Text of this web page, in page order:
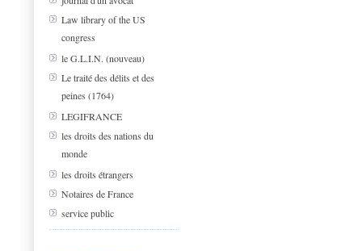
Law library of the US
congress
le G.L.I.N. (nouveau)
Le traité des délits et des
peines (1764)
LEGIFRANCE
les droits des nations du
monde
les droits étrangers
Notaires de France
service public